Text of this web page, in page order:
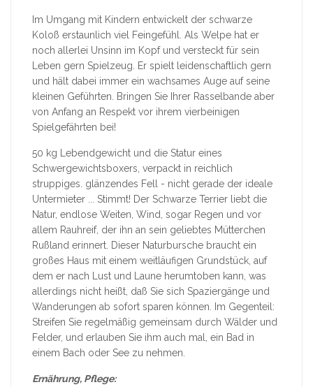
Im Umgang mit Kindern entwickelt der schwarze
Koloß erstaunlich viel Feingefühl. Als Welpe hat er
noch allerlei Unsinn im Kopf und versteckt für sein
Leben gern Spielzeug. Er spielt leidenschaftlich gern
und hält dabei immer ein wachsames Auge auf seine
kleinen Geführten. Bringen Sie Ihrer Rasselbande aber
von Anfang an Respekt vor ihrem vierbeinigen
Spielgefährten bei!
50 kg Lebendgewicht und die Statur eines
Schwergewichtsboxers, verpackt in reichlich
struppiges. glänzendes Fell - nicht gerade der ideale
Untermieter ... Stimmt! Der Schwarze Terrier liebt die
Natur, endlose Weiten, Wind, sogar Regen und vor
allem Rauhreif, der ihn an sein geliebtes Mütterchen
Rußland erinnert. Dieser Naturbursche braucht ein
großes Haus mit einem weitläufigen Grundstück, auf
dem er nach Lust und Laune herumtoben kann, was
allerdings nicht heißt, daß Sie sich Spaziergänge und
Wanderungen ab sofort sparen können. Im Gegenteil:
Streifen Sie regelmäßig gemeinsam durch Wälder und
Felder, und erlauben Sie ihm auch mal, ein Bad in
einem Bach oder See zu nehmen.
Ernährung, Pflege: